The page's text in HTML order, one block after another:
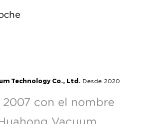
Technology Co., Ltd. Desde 2020
2007 con el nombre